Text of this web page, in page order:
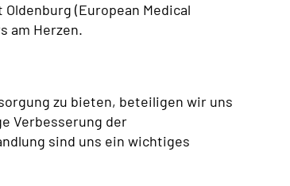
(European Medical
am Herzen.
zu bieten, beteiligen wir uns
Verbesserung der
sind uns ein wichtiges